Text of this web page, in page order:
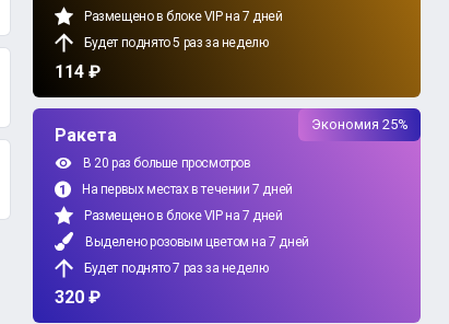
Размещено в блоке VIP на 7 дней
Будет поднято 5 раз за неделю
114 ₽
Ракета
В 20 раз больше просмотров
На первых местах в течении 7 дней
Размещено в блоке VIP на 7 дней
Выделено розовым цветом на 7 дней
Будет поднято 7 раз за неделю
320 ₽
Экономия 25%